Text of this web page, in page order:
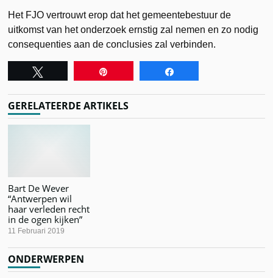
Het FJO vertrouwt erop dat het gemeentebestuur de
uitkomst van het onderzoek ernstig zal nemen en zo nodig
consequenties aan de conclusies zal verbinden.
GERELATEERDE ARTIKELS
Bart De Wever
“Antwerpen wil
haar verleden recht
in de ogen kijken”
11 Februari 2019
ONDERWERPEN